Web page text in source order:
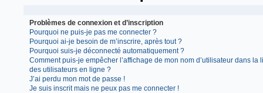
Problèmes de connexion et d’inscription
Pourquoi ne puis-je pas me connecter ?
Pourquoi ai-je besoin de m’inscrire, après tout ?
Pourquoi suis-je déconnecté automatiquement ?
Comment puis-je empêcher l’affichage de mon nom d’utilisateur dans la
des utilisateurs en ligne ?
J’ai perdu mon mot de passe !
Je suis inscrit mais ne peux pas me connecter !